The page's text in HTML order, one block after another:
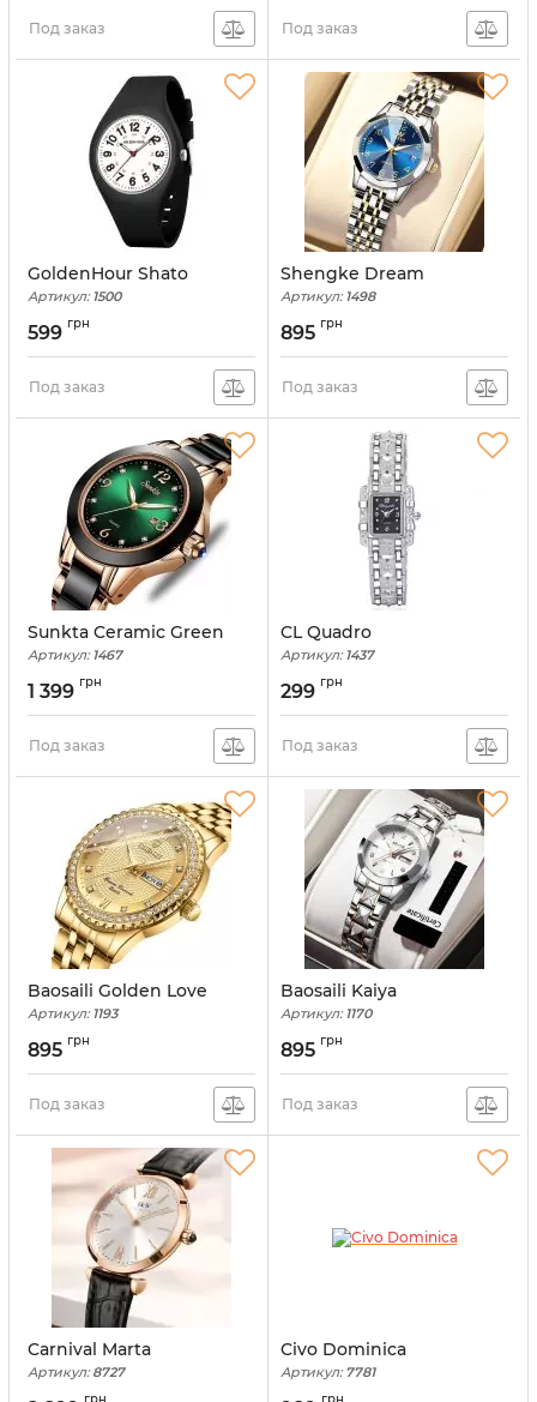
Под заказ Под заказ
GoldenHour Shato
Артикул:1500
599 грн
Под заказ
Shengke Dream
Артикул:1498
895 грн
Под заказ
Sunkta Ceramic Green
Артикул:1467
1 399 грн
Под заказ
CL Quadro
Артикул:1437
299 грн
Под заказ
Baosaili Golden Love
Артикул:1193
895 грн
Под заказ
Baosaili Kaiya
Артикул:1170
895 грн
Под заказ
Carnival Marta
Артикул:8727
Civo Dominica
Артикул:7781